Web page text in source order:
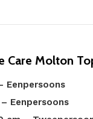
Care Molton
Eenpersoons
Eenpersoons